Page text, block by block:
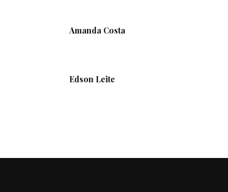
Amanda Costa
Edson Leite